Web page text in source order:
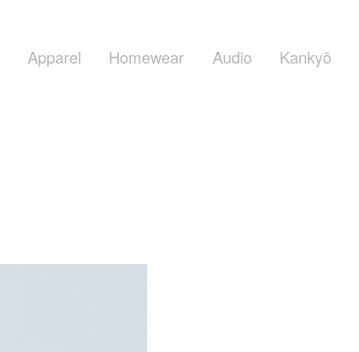
Apparel Homewear Audio Kankyō